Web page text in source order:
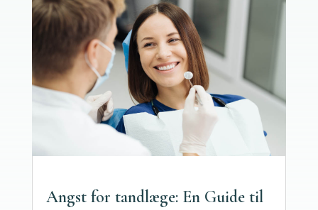
Angst for tandlæge: En Guide til